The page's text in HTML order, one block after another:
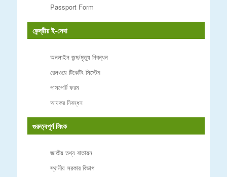
Passport Form
কেন্দ্রীয় ই-সেবা
অনলাইন জন্ম/মৃত্যু নিবন্ধন
রেলওয়ে টিকেটিং সিস্টেম
পাসপোর্ট ফরম
আয়কর নিবন্ধন
গুরুত্বপূর্ণ লিংক
জাতীয় তথ্য বাতায়ন
স্থানীয় সরকার বিভাগ